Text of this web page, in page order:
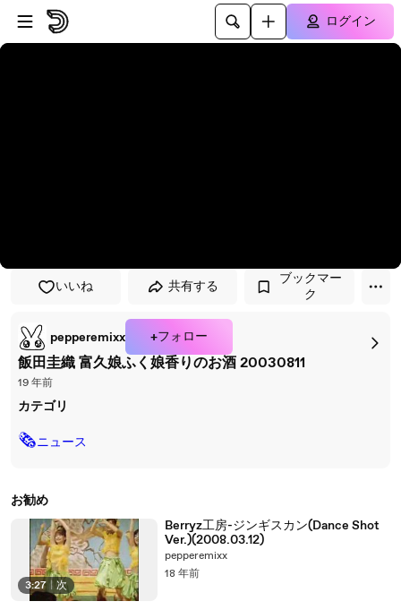
プレイヤーにスキップ
メインコンテンツにスキップ
ログイン
いいね 共有する
ブックマー
ク
pepperemixx +フォロー
飯田圭織 富久娘ふく娘香りのお酒 20030811
19 年前
カテゴリ
🗞ニュース
お勧め
3:27 次
Berryz工房-ジンギスカン(Dance Shot
Ver.)(2008.03.12)
pepperemixx
18 年前